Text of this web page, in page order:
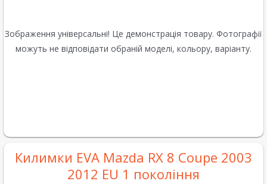
Зображення універсальні! Це демонстрація товару. Фотографії
можуть не відповідати обраній моделі, кольору, варіанту.
Килимки EVA Mazda RX 8 Coupe 2003
2012 EU 1 покоління